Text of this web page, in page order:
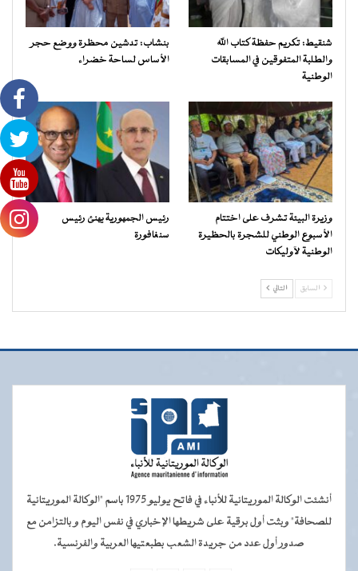
شنقيط: تكريم حفظة كتاب الله
والطلبة المتفوقين في المسابقات
الوطنية
بنشاب: تدشين محظرة ووضع حجر
الأساس لساحة خضراء
وزيرة البيئة تشرف على اختتام
الأسبوع الوطني للشجرة بالحظيرة
الوطنية لآوليكات
رئيس الجمهورية يهنئ رئيس
سنغافورة
السابق التالي
أنشئت الوكالة الموريتانية للأنباء في فاتح يوليو 1975 باسم "الوكالة الموريتانية
للصحافة" وبثت أول برقية على شريطها الإخباري في نفس اليوم و بالتزامن مع
صدور أول عدد من جريدة الشعب بطبعتيها العربية والفرنسية.